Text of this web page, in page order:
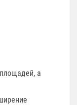
а